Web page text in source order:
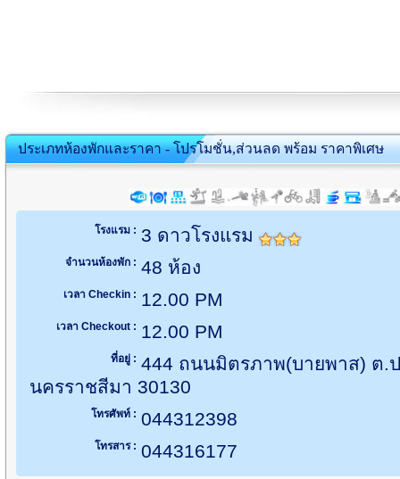
ประเภทห้องพักและราคา - โปรโมชั่น,ส่วนลด พร้อม ราคาพิเศษ
โรงแรม : 3 ดาวโรงแรม
จำนวนห้องพัก : 48 ห้อง
เวลา Checkin : 12.00 PM
เวลา Checkout : 12.00 PM
ที่อยู่ : 444 ถนนมิตรภาพ(บายพาส) ต.
นครราชสีมา 30130
โทรศัพท์ : 044312398
โทรสาร : 044316177